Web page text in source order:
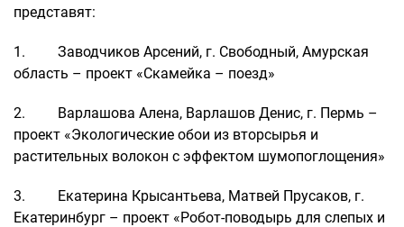
представят:
1. Заводчиков Арсений, г. Свободный, Амурская
область – проект «Скамейка – поезд»
2. Варлашова Алена, Варлашов Денис, г. Пермь –
проект «Экологические обои из вторсырья и
растительных волокон с эффектом шумопоглощения»
3. Екатерина Крысантьева, Матвей Прусаков, г.
Екатеринбург – проект «Робот-поводырь для слепых и